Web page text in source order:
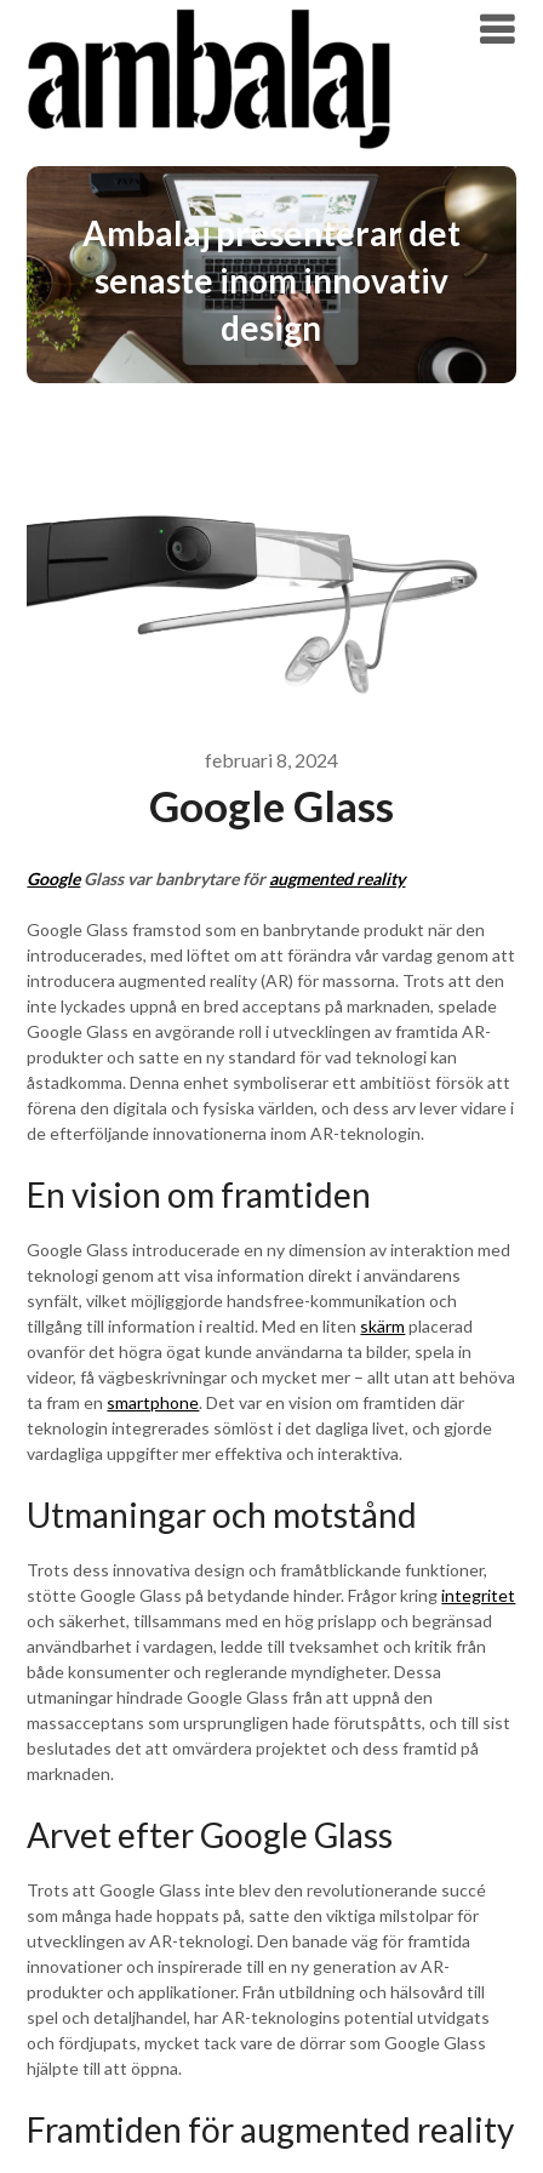
Ambalaj presenterar det
senaste inom innovativ
design
februari 8, 2024
Google Glass
GoogleGlass var banbrytare föraugmented reality
Google Glass framstod som en banbrytande produkt när den
introducerades, med löftet om att förändra vår vardag genom att
introducera augmented reality (AR) för massorna. Trots att den
inte lyckades uppnå en bred acceptans på marknaden, spelade
Google Glass en avgörande roll i utvecklingen av framtida AR-
produkter och satte en ny standard för vad teknologi kan
åstadkomma. Denna enhet symboliserar ett ambitiöst försök att
förena den digitala och fysiska världen, och dess arv lever vidare i
de efterföljande innovationerna inom AR-teknologin.
En vision om framtiden
Google Glass introducerade en ny dimension av interaktion med
teknologi genom att visa information direkt i användarens
synfält, vilket möjliggjorde handsfree-kommunikation och
tillgång till information i realtid. Med en liten skärm placerad
ovanför det högra ögat kunde användarna ta bilder, spela in
videor, få vägbeskrivningar och mycket mer – allt utan att behöva
ta fram en smartphone. Det var en vision om framtiden där
teknologin integrerades sömlöst i det dagliga livet, och gjorde
vardagliga uppgifter mer effektiva och interaktiva.
Utmaningar och motstånd
Trots dess innovativa design och framåtblickande funktioner,
stötte Google Glass på betydande hinder. Frågor kringintegritet
och säkerhet, tillsammans med en hög prislapp och begränsad
användbarhet i vardagen, ledde till tveksamhet och kritik från
både konsumenter och reglerande myndigheter. Dessa
utmaningar hindrade Google Glass från att uppnå den
massacceptans som ursprungligen hade förutspåtts, och till sist
beslutades det att omvärdera projektet och dess framtid på
marknaden.
Arvet efter Google Glass
Trots att Google Glass inte blev den revolutionerande succé
som många hade hoppats på, satte den viktiga milstolpar för
utvecklingen av AR-teknologi. Den banade väg för framtida
innovationer och inspirerade till en ny generation av AR-
produkter och applikationer. Från utbildning och hälsovård till
spel och detaljhandel, har AR-teknologins potential utvidgats
och fördjupats, mycket tack vare de dörrar som Google Glass
hjälpte till att öppna.
Framtiden för augmented reality